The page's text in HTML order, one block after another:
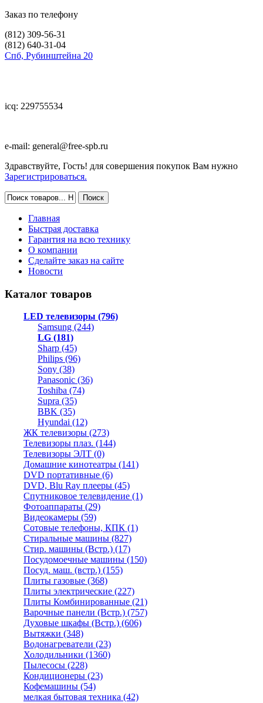
Заказ по телефону
(812) 309-56-31
(812) 640-31-04
Спб, Рубинштейна 20
icq: 229755534
e-mail: general@free-spb.ru
Здравствуйте, Гость! для совершения покупок Вам нужно
Зарегистрироваться.
Главная
Быстрая доставка
Гарантия на всю технику
О компании
Сделайте заказ на сайте
Новости
Каталог товаров
LED телевизоры (796)
Samsung (244)
LG (181)
Sharp (45)
Philips (96)
Sony (38)
Panasonic (36)
Toshiba (74)
Supra (35)
BBK (35)
Hyundai (12)
ЖК телевизоры (273)
Телевизоры плаз. (144)
Телевизоры ЭЛТ (0)
Домашние кинотеатры (141)
DVD портативные (6)
DVD, Blu Ray плееры (45)
Спутниковое телевидение (1)
Фотоаппараты (29)
Видеокамеры (59)
Сотовые телефоны, КПК (1)
Стиральные машины (827)
Стир. машины (Встр.) (17)
Посудомоечные машины (150)
Посуд. маш. (встр.) (155)
Плиты газовые (368)
Плиты электрические (227)
Плиты Комбинированные (21)
Варочные панели (Встр.) (757)
Духовые шкафы (Встр.) (606)
Вытяжки (348)
Водонагреватели (23)
Холодильники (1360)
Пылесосы (228)
Кондиционеры (23)
Кофемашины (54)
мелкая бытовая техника (42)